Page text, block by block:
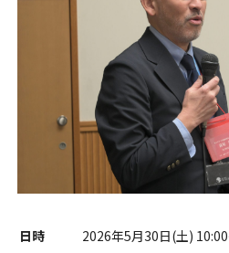
日時
2026年5月30日(土)